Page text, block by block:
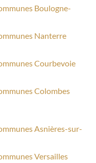
Boulogne-
Nanterre
Courbevoie
Colombes
Asnières-sur-
Versailles